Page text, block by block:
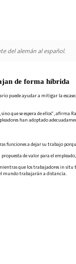
del alemán al español.
de forma híbrida
puede ayudar a mitigar la
que se espera de ellos",
han adoptado
funciones a dejar su trabajo
de valor para el
que los trabajadores in
mundo trabajarán a distancia.